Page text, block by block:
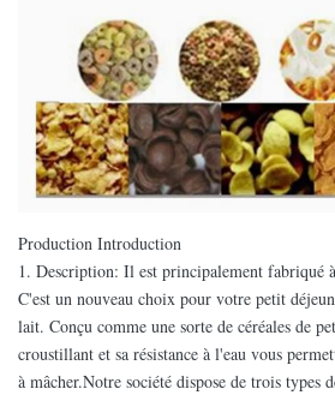
Production Introduction
1. Description: Il est principalement fabriqué
C'est un nouveau choix pour votre petit
lait. Conçu comme une sorte de céréales de
croustillant et sa résistance à l'eau vous
à mâcher.Notre société dispose de trois types